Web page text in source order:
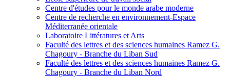
Centre d'études pour le monde arabe moderne
Centre de recherche en environnement-Espace
Méditerranée orientale
Laboratoire Littératures et Arts
Faculté des lettres et des sciences humaines Ramez G.
Chagoury - Branche du Liban Sud
Faculté des lettres et des sciences humaines Ramez G.
Chagoury - Branche du Liban Nord